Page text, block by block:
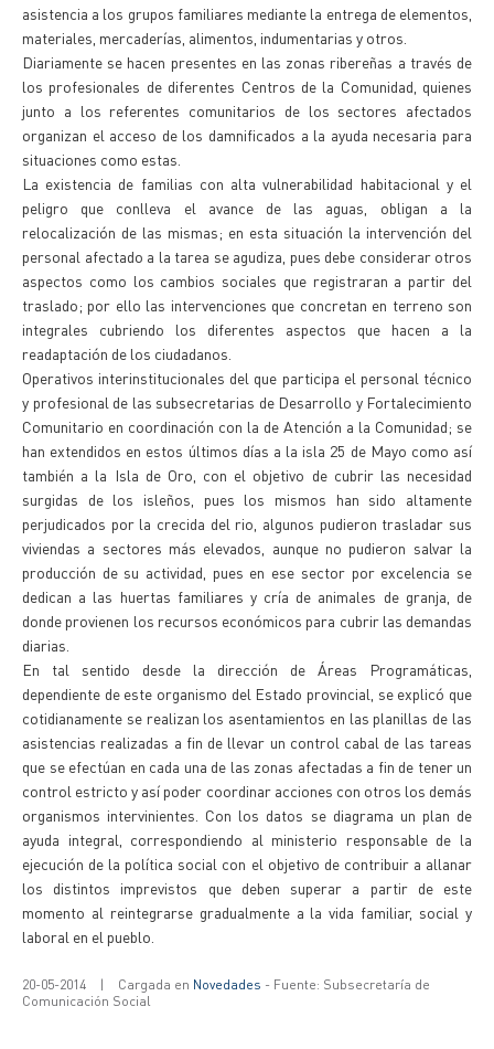
asistencia a los grupos familiares mediante la entrega de elementos,
materiales, mercaderías, alimentos, indumentarias y otros.
Diariamente se hacen presentes en las zonas ribereñas a través de
los profesionales de diferentes Centros de la Comunidad, quienes
junto a los referentes comunitarios de los sectores afectados
organizan el acceso de los damnificados a la ayuda necesaria para
situaciones como estas.
La existencia de familias con alta vulnerabilidad habitacional y el
peligro que conlleva el avance de las aguas, obligan a la
relocalización de las mismas; en esta situación la intervención del
personal afectado a la tarea se agudiza, pues debe considerar otros
aspectos como los cambios sociales que registraran a partir del
traslado; por ello las intervenciones que concretan en terreno son
integrales cubriendo los diferentes aspectos que hacen a la
readaptación de los ciudadanos.
Operativos interinstitucionales del que participa el personal técnico
y profesional de las subsecretarias de Desarrollo y Fortalecimiento
Comunitario en coordinación con la de Atención a la Comunidad; se
han extendidos en estos últimos días a la isla 25 de Mayo como así
también a la Isla de Oro, con el objetivo de cubrir las necesidad
surgidas de los isleños, pues los mismos han sido altamente
perjudicados por la crecida del rio, algunos pudieron trasladar sus
viviendas a sectores más elevados, aunque no pudieron salvar la
producción de su actividad, pues en ese sector por excelencia se
dedican a las huertas familiares y cría de animales de granja, de
donde provienen los recursos económicos para cubrir las demandas
diarias.
En tal sentido desde la dirección de Áreas Programáticas,
dependiente de este organismo del Estado provincial, se explicó que
cotidianamente se realizan los asentamientos en las planillas de las
asistencias realizadas a fin de llevar un control cabal de las tareas
que se efectúan en cada una de las zonas afectadas a fin de tener un
control estricto y así poder coordinar acciones con otros los demás
organismos intervinientes. Con los datos se diagrama un plan de
ayuda integral, correspondiendo al ministerio responsable de la
ejecución de la política social con el objetivo de contribuir a allanar
los distintos imprevistos que deben superar a partir de este
momento al reintegrarse gradualmente a la vida familiar, social y
laboral en el pueblo.
20-05-2014 | Cargada en Novedades - Fuente: Subsecretaría de
Comunicación Social